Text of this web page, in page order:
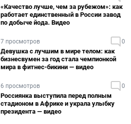
«Качество лучше, чем за рубежом»: как
работает единственный в России завод
по добыче йода. Видео
7 просмотров 0
Девушка с лучшим в мире телом: как
бизнесвумен за год стала чемпионкой
мира в фитнес-бикини — видео
6 просмотров 0
Россиянка выступила перед полным
стадионом в Африке и украла улыбку
президента — видео